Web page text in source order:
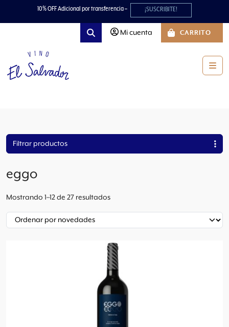
Skip to content
Skip to footer10% OFF Adicional por transferencia – ¡SUSCRIBITE!
Search
Mi cuenta CARRITO
Filtrar productos
eggo
Mostrando 1–12 de 27 resultadosO
n
a
d
o
p
o
r